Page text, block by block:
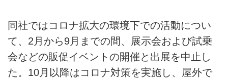
同社ではコロナ拡大の環境下での活動につい
て、2月から9月までの間、展示会および試乗
会などの販促イベントの開催と出展を中止し
た。10月以降はコロナ対策を実施し、屋外で